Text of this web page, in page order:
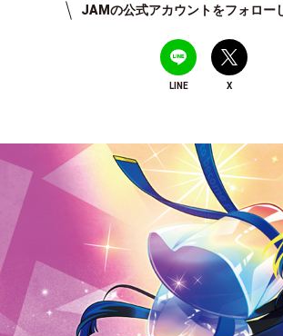
JAMの公式アカウントをフォロー
LINE X